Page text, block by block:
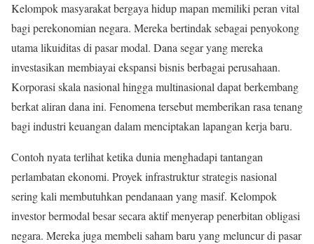
Kelompok masyarakat bergaya hidup mapan memiliki peran vital
bagi perekonomian negara. Mereka bertindak sebagai penyokong
utama likuiditas di pasar modal. Dana segar yang mereka
investasikan membiayai ekspansi bisnis berbagai perusahaan.
Korporasi skala nasional hingga multinasional dapat berkembang
berkat aliran dana ini. Fenomena tersebut memberikan rasa tenang
bagi industri keuangan dalam menciptakan lapangan kerja baru.
Contoh nyata terlihat ketika dunia menghadapi tantangan
perlambatan ekonomi. Proyek infrastruktur strategis nasional
sering kali membutuhkan pendanaan yang masif. Kelompok
investor bermodal besar secara aktif menyerap penerbitan obligasi
negara. Mereka juga membeli saham baru yang meluncur di pasar